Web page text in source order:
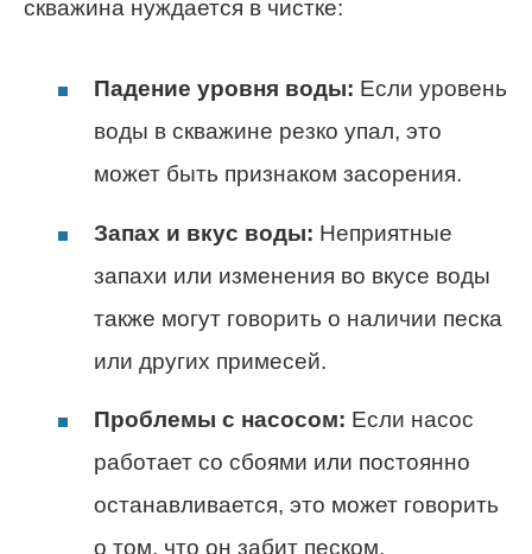
скважина нуждается в чистке:
Падение уровня воды: Если уровень
воды в скважине резко упал, это
может быть признаком засорения.
Запах и вкус воды: Неприятные
запахи или изменения во вкусе воды
также могут говорить о наличии песка
или других примесей.
Проблемы с насосом: Если насос
работает со сбоями или постоянно
останавливается, это может говорить
о том, что он забит песком.